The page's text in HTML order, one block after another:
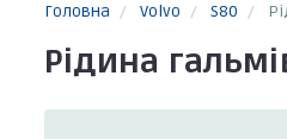
Головна Volvo S80
Рідина